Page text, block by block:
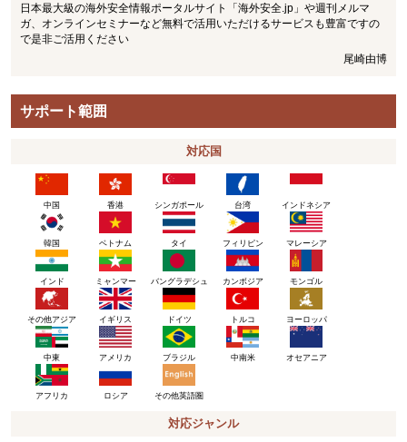
日本最大級の海外安全情報ポータルサイト「海外安全.jp」や週刊メルマ
ガ、オンラインセミナーなど無料で活用いただけるサービスも豊富ですの
で是非ご活用ください
尾崎由博
サポート範囲
対応国
中国 香港 シンガポール 台湾 インドネシア
韓国 ベトナム タイ フィリピン マレーシア
インド ミャンマー バングラデシュ カンボジア モンゴル
その他アジア イギリス ドイツ トルコ ヨーロッパ
中東 アメリカ ブラジル 中南米 オセアニア
アフリカ ロシア その他英語圏
対応ジャンル